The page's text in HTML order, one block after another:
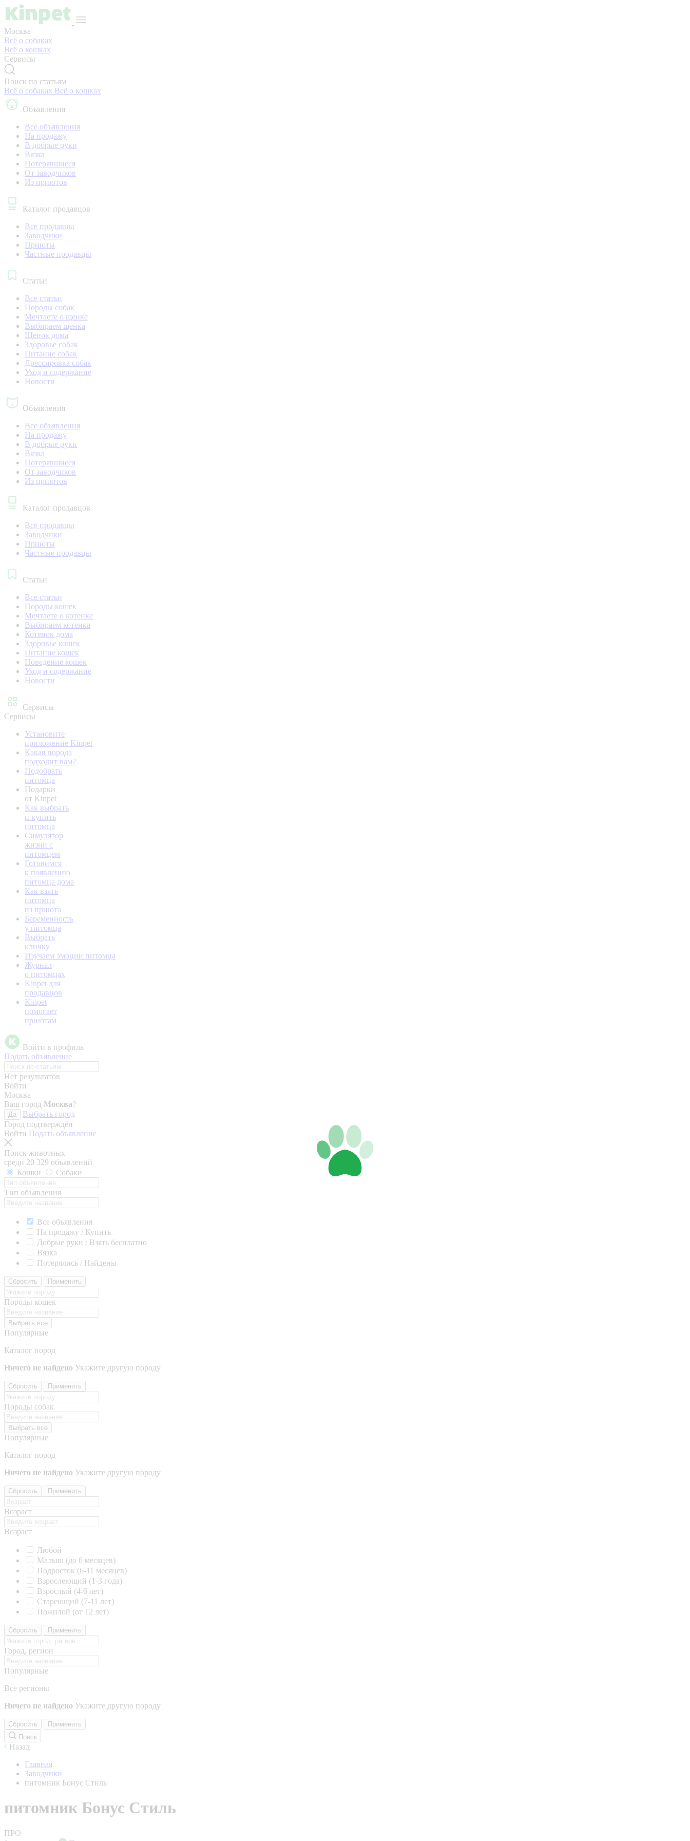
Москва
Всё о собаках
Всё о кошках
Сервисы
Поиск по статьям
Всё о собаках Всё о кошках
Объявления
Все объявления
На продажу
В добрые руки
Вязка
Потерявшиеся
От заводчиков
Из приютов
Каталог продавцов
Все продавцы
Заводчики
Приюты
Частные продавцы
Статьи
Все статьи
Породы собак
Мечтаете о щенке
Выбираем щенка
Щенок дома
Здоровье собак
Питание собак
Дрессировка собак
Уход и содержание
Новости
Объявления
Все объявления
На продажу
В добрые руки
Вязка
Потерявшиеся
От заводчиков
Из приютов
Каталог продавцов
Все продавцы
Заводчики
Приюты
Частные продавцы
Статьи
Все статьи
Породы кошек
Мечтаете о котенке
Выбираем котенка
Котенок дома
Здоровье кошек
Питание кошек
Поведение кошек
Уход и содержание
Новости
Сервисы
Сервисы
Установите
приложение Kinpet
Какая порода
подходит вам?
Подобрать
питомца
Подарки
от Kinpet
Как выбрать
и купить
питомца
Симулятор
жизни с
питомцем
Готовимся
к появлению
питомца дома
Как взять
питомца
из приюта
Беременность
у питомца
Выбрать
кличку
Изучаем эмоции питомца
Журнал
о питомцах
Kinpet для
продавцов
Kinpet
помогает
приютам
Войти в профиль
Подать объявление
Нет результатов
Войти
Москва
Ваш город Москва?
Да
Выбрать город
Город подтверждён
Войти Подать объявление
Поиск животных
среди 20 329 объявлений
Кошки
Собаки
Тип объявления
Все объявления
На продажу / Купить
Добрые руки / Взять бесплатно
Вязка
Потерялись / Найдены
Сбросить Применить
Породы кошек
Выбрать все
Популярные
Каталог пород
Ничего не найдено Укажите другую породу
Сбросить Применить
Породы собак
Выбрать все
Популярные
Каталог пород
Ничего не найдено Укажите другую породу
Сбросить Применить
Возраст
Возраст
Любой
Малыш (до 6 месяцев)
Подросток (6-11 месяцев)
Взрослеющий (1-3 года)
Взрослый (4-6 лет)
Стареющий (7-11 лет)
Пожилой (от 12 лет)
Сбросить Применить
Город, регион
Популярные
Все регионы
Ничего не найдено Укажите другую породу
Сбросить
Применить
Поиск
Назад
Главная
Заводчики
питомник Бонус Стиль
питомник Бонус Стиль
ПРО